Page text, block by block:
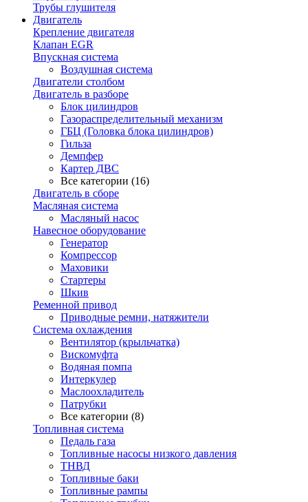
Трубы глушителя
Двигатель
Крепление двигателя
Клапан EGR
Впускная система
Воздушная система
Двигатели столбом
Двигатель в разборе
Блок цилиндров
Газораспределительный механизм
ГБЦ (Головка блока цилиндров)
Гильза
Демпфер
Картер ДВС
Все категории (16)
Двигатель в сборе
Масляная система
Масляный насос
Навесное оборудование
Генератор
Компрессор
Маховики
Стартеры
Шкив
Ременной привод
Приводные ремни, натяжители
Система охлаждения
Вентилятор (крыльчатка)
Вискомуфта
Водяная помпа
Интеркулер
Маслоохладитель
Патрубки
Все категории (8)
Топливная система
Педаль газа
Топливные насосы низкого давления
ТНВД
Топливные баки
Топливные рампы